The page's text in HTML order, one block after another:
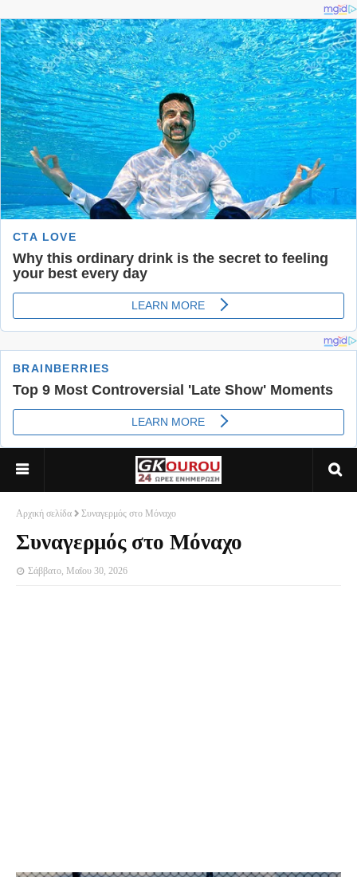
Αρχική σελίδα Συναγερμός στο Μόναχο
Συναγερμός στο Μόναχο
Σάββατο, Μαΐου 30, 2026